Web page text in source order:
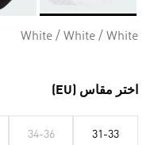
White / White / White
اختر مقاس (EU)
31-33
34-36